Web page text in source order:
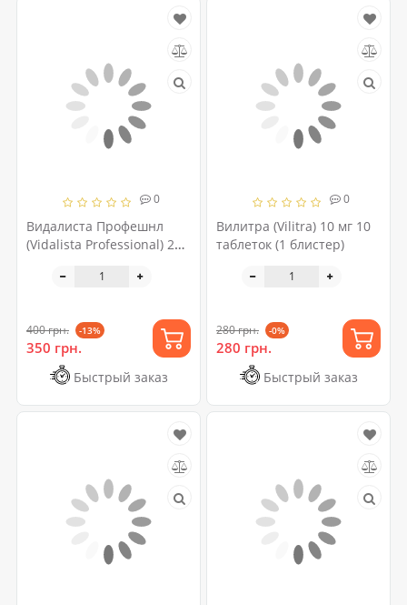
0
Видалиста Профешнл
(Vidalista Professional) 20
400 грн. -13%
350 грн.
Быстрый заказ
0
Вилитра (Vilitra) 10 мг 10
таблеток (1 блистер)
280 грн. -0%
280 грн.
Быстрый заказ